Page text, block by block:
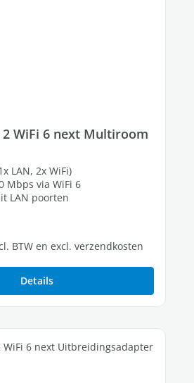
WiFi 6 next Multiroom
LAN, 2x WiFi)
Mbps via WiFi 6
LAN poorten
BTW en excl. verzendkosten
Details